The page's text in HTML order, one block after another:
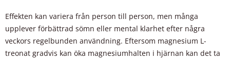
Effekten kan variera från person till person, men många
upplever förbättrad sömn eller mental klarhet efter några
veckors regelbunden användning. Eftersom magnesium L-
treonat gradvis kan öka magnesiumhalten i hjärnan kan det ta